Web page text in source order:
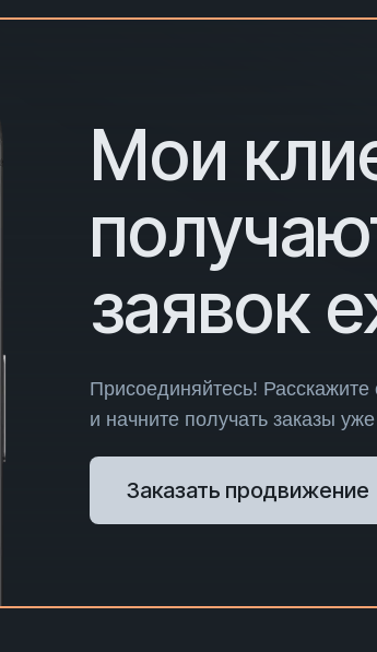
Мои
заявок
Присоединяйтесь!
и начните получать заказы
Заказать продвижение